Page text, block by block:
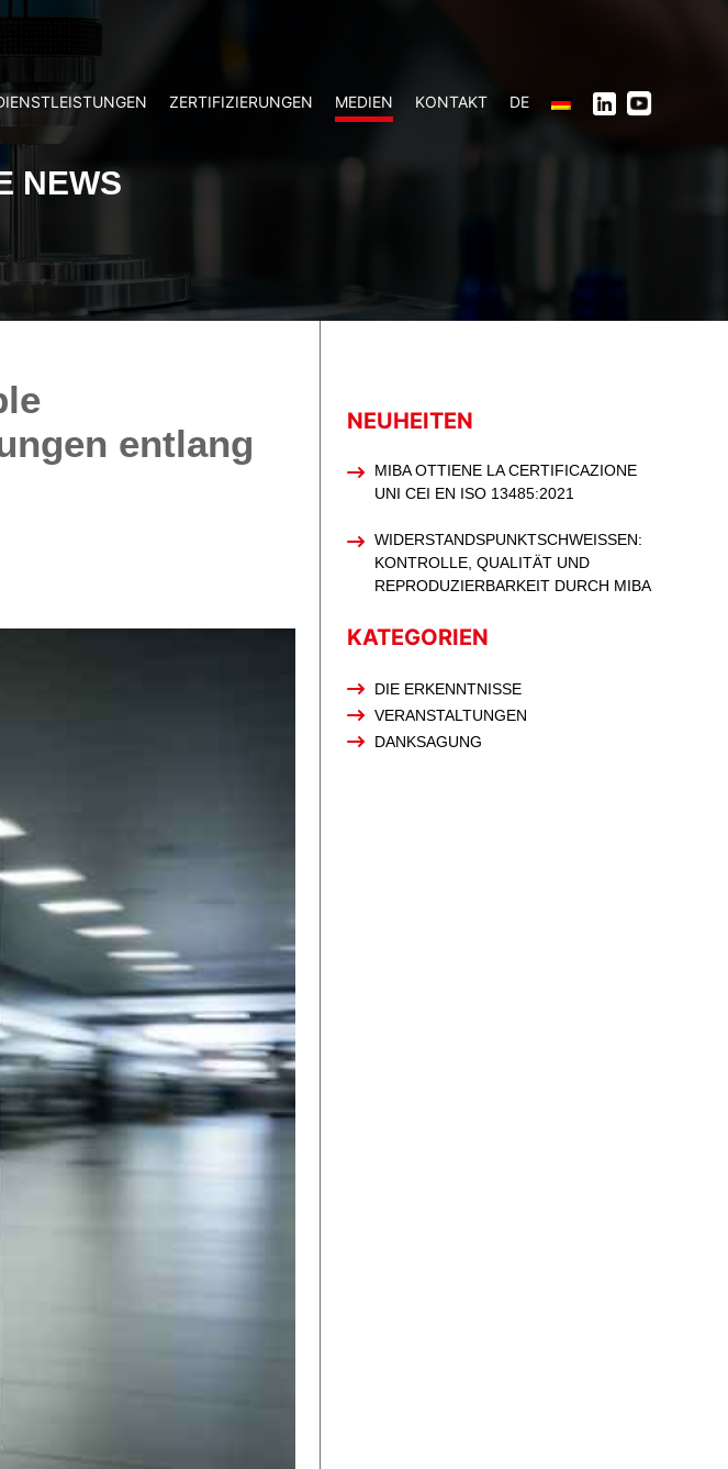
ZERTIFIZIERUNGEN MEDIEN KONTAKT DE
NEWS
entlang
NEUHEITEN
MIBA OTTIENE LA CERTIFICAZIONE
UNI CEI EN ISO 13485:2021
WIDERSTANDSPUNKTSCHWEISSEN: K
ONTROLLE, QUALITÄT UND R
EPRODUZIERBARKEIT DURCH MIBA
KATEGORIEN
DIE ERKENNTNISSE
VERANSTALTUNGEN
DANKSAGUNG